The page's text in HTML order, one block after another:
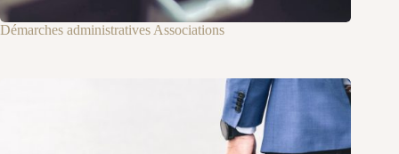
Démarches administratives Associations